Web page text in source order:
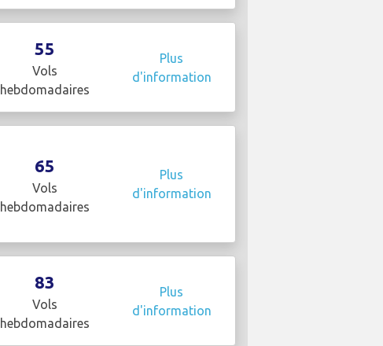
55
Vols
hebdomadaires
Plus
d'information
65
Vols
hebdomadaires
Plus
d'information
83
Vols
hebdomadaires
Plus
d'information